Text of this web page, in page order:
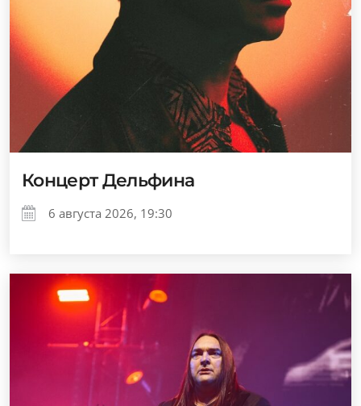
Концерт Дельфина
6 августа 2026, 19:30